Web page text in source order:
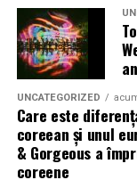
verificarea
inclusiv
obținerea
doar a celei
drepturi
consultarea
Șantiere
și PNRR
Stații
UNCATEGORIZED
Care este
coreean și unul
& Gorgeous a
coreene